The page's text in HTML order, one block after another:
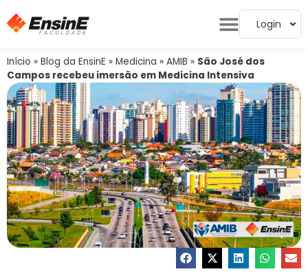
Login
Início » Blog da EnsinE » Medicina » AMIB » São José dos
Campos recebeu imersão em Medicina Intensiva